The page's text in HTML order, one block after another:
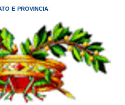
E PROVINCIA